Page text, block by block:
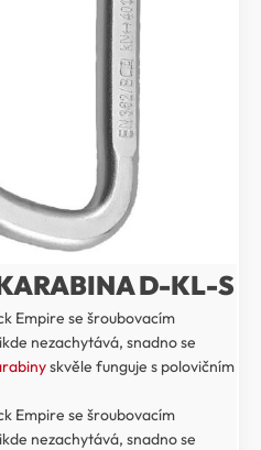
D-KL-S
Empire se šroubovacím
nezachytává, snadno se
skvěle funguje s polovičním
Empire se šroubovacím
nezachytává, snadno se